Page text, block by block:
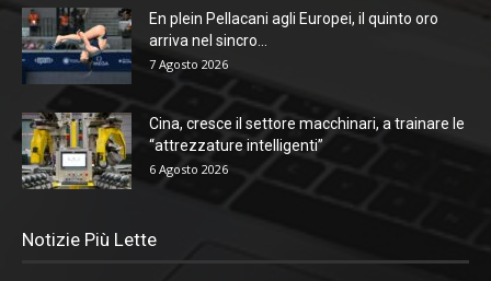
En plein Pellacani agli Europei, il quinto oro
arriva nel sincro...
7 Agosto 2026
Cina, cresce il settore macchinari, a trainare le
“attrezzature intelligenti”
6 Agosto 2026
Notizie Più Lette